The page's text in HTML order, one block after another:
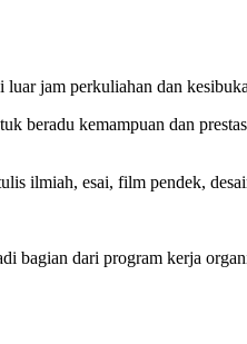
jam perkuliahan dan
beradu kemampuan dan
ilmiah, esai, film pendek,
bagian dari program kerja